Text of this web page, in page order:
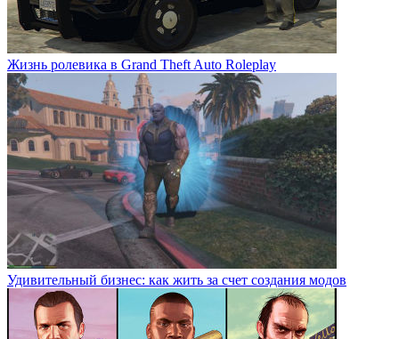
Жизнь ролевика в Grand Theft Auto Roleplay
Удивительный бизнес: как жить за счет создания модов